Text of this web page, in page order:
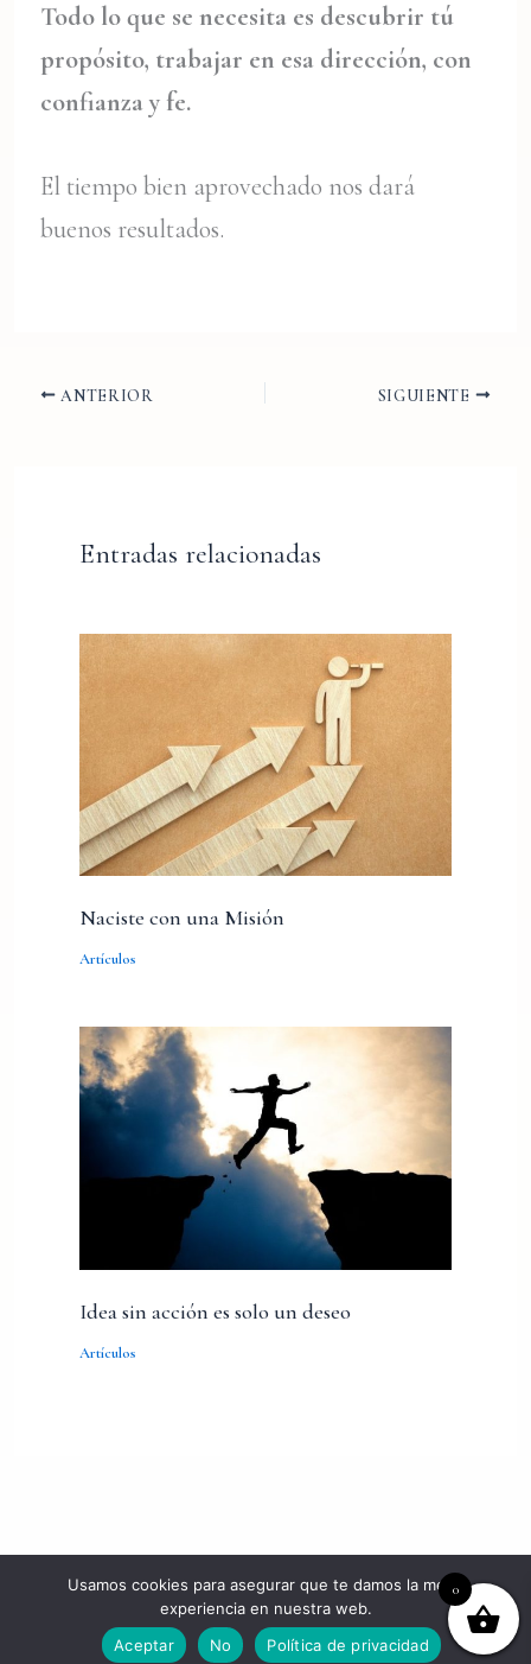
Todo lo que se necesita es descubrir tú
propósito, trabajar en esa dirección, con
confianza y fe.
El tiempo bien aprovechado nos dará
buenos resultados.
ANTERIOR SIGUIENTE
Entradas relacionadas
Naciste con una Misión
Artículos
Idea sin acción es solo un deseo
Artículos
Copyright © 2026 MaryPaz Díaz de Rada. All Rights Reserved.
0
Usamos cookies para asegurar que te damos la mejor
experiencia en nuestra web.
Aceptar
No Política de privacidad